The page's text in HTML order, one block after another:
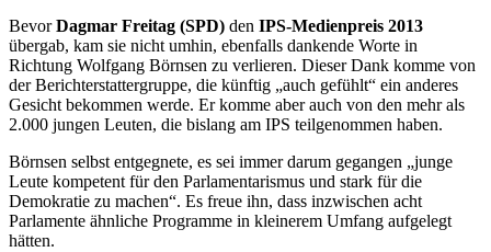
BevorDagmar Freitag (SPD) den IPS-Medienpreis 2013
übergab, kam sie nicht umhin, ebenfalls dankende Worte in
Richtung Wolfgang Börnsen zu verlieren. Dieser Dank komme von
der Berichterstattergruppe, die künftig „auch gefühlt“ ein anderes
Gesicht bekommen werde. Er komme aber auch von den mehr als
2.000 jungen Leuten, die bislang am IPS teilgenommen haben.
Börnsen selbst entgegnete, es sei immer darum gegangen „junge
Leute kompetent für den Parlamentarismus und stark für die
Demokratie zu machen“. Es freue ihn, dass inzwischen acht
Parlamente ähnliche Programme in kleinerem Umfang aufgelegt
hätten.